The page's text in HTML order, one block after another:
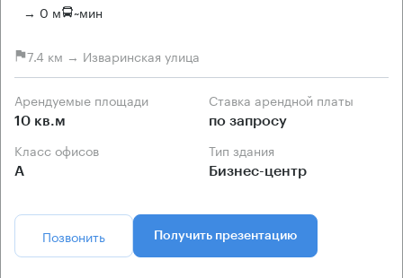
→ 0 м ~мин
7.4 км → Изваринская улица
Арендуемые площади
10 кв.м
Ставка арендной платы
по запросу
Класс офисов
А
Тип здания
Бизнес-центр
Позвонить Получить презентацию